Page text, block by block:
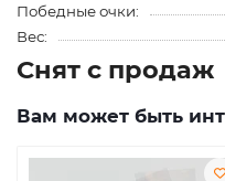
Победные очки:
Вес:
Снят с продаж
Вам может быть